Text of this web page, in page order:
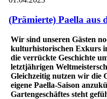
(Prämierte) Paella aus
Wir sind unseren Gästen
kulturhistorischen Exkurs
die verrückte Geschichte
letztjährigen
Gleichzeitig nutzen wir die
eigene Paella-Saison
Gartengeschäftes steht